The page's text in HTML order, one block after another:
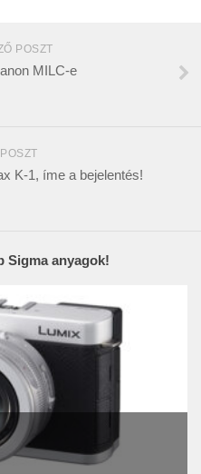
POSZT
MILC-e
K-1, íme a bejelentés!
Sigma anyagok!